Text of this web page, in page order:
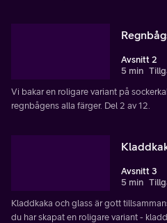
Avsnitt 2
5 min
Vi bakar en roligare variant på
regnbågens alla färger. Del 2 av 12.
Avsnitt 3
5 min
Kladdkaka och glass är gott
du har skapat en roligare variant -